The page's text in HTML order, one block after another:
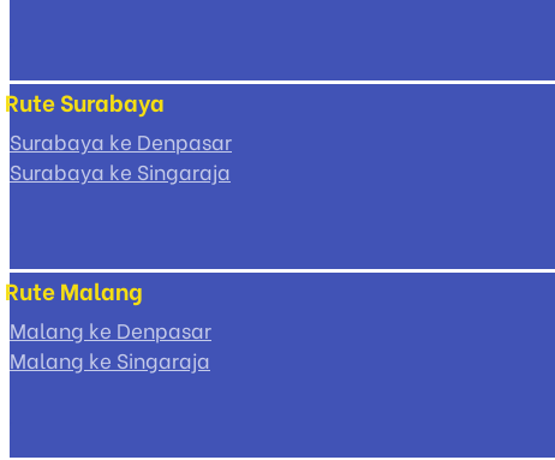
Rute Surabaya
Surabaya ke Denpasar
Surabaya ke Singaraja
Rute Malang
Malang ke Denpasar
Malang ke Singaraja